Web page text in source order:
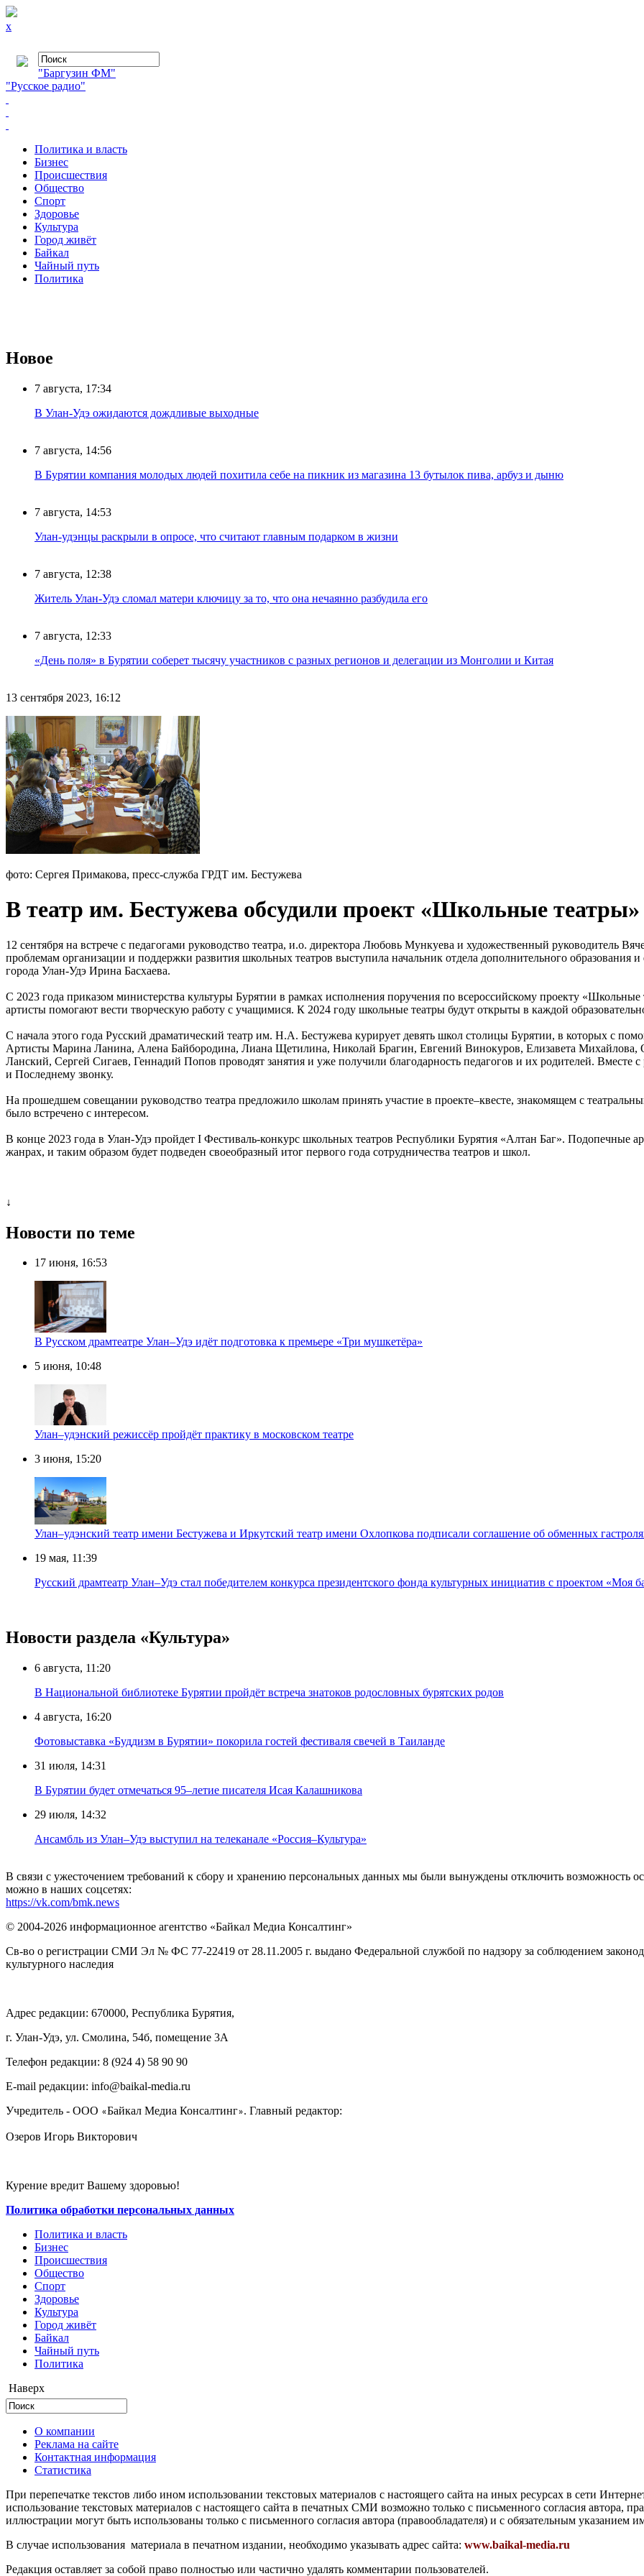
x
"Баргузин ФМ"
"Русское радио"
Политика и власть
Бизнес
Происшествия
Общество
Cпорт
Здоровье
Культура
Город живёт
Байкал
Чайный путь
Политика
Новое
7 августа, 17:34
В Улан-Удэ ожидаются дождливые выходные
7 августа, 14:56
В Бурятии компания молодых людей похитила себе на пикник из магазина 13 бутылок пива, арбуз и дыню
7 августа, 14:53
Улан-удэнцы раскрыли в опросе, что считают главным подарком в жизни
7 августа, 12:38
Житель Улан-Удэ сломал матери ключицу за то, что она нечаянно разбудила его
7 августа, 12:33
«День поля» в Бурятии соберет тысячу участников с разных регионов и делегации из Монголии и Китая
13 сентября 2023, 16:12
фото: Сергея Примакова, пресс-служба ГРДТ им. Бестужева
В театр им. Бестужева обсудили проект «Школьные театры»
12 сентября на встрече с педагогами руководство театра, и.о. директора Любовь Мункуева и художественный руководитель
проблемам организации и поддержки развития школьных театров выступила начальник отдела дополнительного
города Улан-Удэ Ирина Басхаева.
С 2023 года приказом министерства культуры Бурятии в рамках исполнения поручения по всероссийскому проекту
артисты помогают вести творческую работу с учащимися. К 2024 году школьные театры будут открыты в каждой
С начала этого года Русский драматический театр им. Н.А. Бестужева курирует девять школ столицы Бурятии, в которых с
Артисты Марина Ланина, Алена Байбородина, Лиана Щетилина, Николай Брагин, Евгений Винокуров, Елизавета Михайлова,
Ланский, Сергей Сигаев, Геннадий Попов проводят занятия и уже получили благодарность педагогов и их родителей.
и Последнему звонку.
На прошедшем совещании руководство театра предложило школам принять участие в проекте–квесте, знакомящем с
было встречено с интересом.
В конце 2023 года в Улан-Удэ пройдет I Фестиваль-конкурс школьных театров Республики Бурятия «Алтан Баг». Подопечные
жанрах, и таким образом будет подведен своеобразный итог первого года сотрудничества театров и школ.
↓
Новости по теме
17 июня, 16:53
В Русском драмтеатре Улан–Удэ идёт подготовка к премьере «Три мушкетёра»
5 июня, 10:48
Улан–удэнский режиссёр пройдёт практику в московском театре
3 июня, 15:20
Улан–удэнский театр имени Бестужева и Иркутский театр имени Охлопкова подписали соглашение об обменных
19 мая, 11:39
Русский драмтеатр Улан–Удэ стал победителем конкурса президентского фонда культурных инициатив с проектом «Моя
Новости раздела «Культура»
6 августа, 11:20
В Национальной библиотеке Бурятии пройдёт встреча знатоков родословных бурятских родов
4 августа, 16:20
Фотовыставка «Буддизм в Бурятии» покорила гостей фестиваля свечей в Таиланде
31 июля, 14:31
В Бурятии будет отмечаться 95–летие писателя Исая Калашникова
29 июля, 14:32
Ансамбль из Улан–Удэ выступил на телеканале «Россия–Культура»
В связи с ужесточением требований к сбору и хранению персональных данных мы были вынуждены отключить возможность
можно в наших соцсетях:
https://vk.com/bmk.news
© 2004-2026 информационное агентство «Байкал Медиа Консалтинг»
Св-во о регистрации СМИ Эл № ФС 77-22419 от 28.11.2005 г. выдано Федеральной службой по надзору за соблюдением
культурного наследия
Адрес редакции: 670000, Республика Бурятия,
г. Улан-Удэ, ул. Смолина, 54б, помещение 3А
Телефон редакции: ‎‎8 (924 4) 58 90 90
E-mail редакции: info@baikal-media.ru
Учредитель - ООО «Байкал Медиа Консалтинг». Главный редактор:
Озеров Игорь Викторович
Курение вредит Вашему здоровью!
Политика обработки персональных данных
Политика и власть
Бизнес
Происшествия
Общество
Cпорт
Здоровье
Культура
Город живёт
Байкал
Чайный путь
Политика
Наверх
О компании
Реклама на сайте
Контактная информация
Статистика
При перепечатке текстов либо ином использовании текстовых материалов с настоящего сайта на иных ресурсах в сети
использование текстовых материалов с настоящего сайта в печатных СМИ возможно только с письменного согласия автора,
иллюстрации могут быть использованы только с письменного согласия автора (правообладателя) и с обязательным указанием
В случае использования материала в печатном издании, необходимо указывать адрес сайта: www.baikal-media.ru
Редакция оставляет за собой право полностью или частично удалять комментарии пользователей.